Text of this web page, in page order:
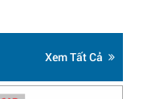
Xem Tất Cả